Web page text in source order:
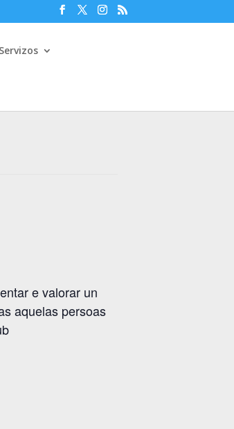
Servizos
e valorar un
aquelas persoas